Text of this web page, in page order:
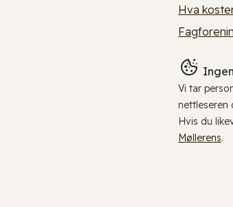
Hva
Vi tar
nettleseren
Hvis du
Møllerens.